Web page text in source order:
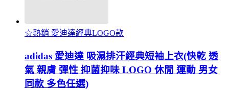
☆熱銷 愛迪達經典LOGO款
adidas 愛迪達 吸濕排汗經典短袖上衣(快乾 透
氣 親膚 彈性 抑菌抑味 LOGO 休閒 運動 男女
同款 多色任選)